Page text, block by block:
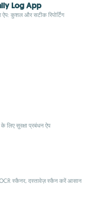
Log App
ऐप: कुशल और सटीक रिपोर्टिंग
लिए सुरक्षा प्रबंधन ऐप
स्कैनर, दस्तावेज़ स्कैन करें आसान